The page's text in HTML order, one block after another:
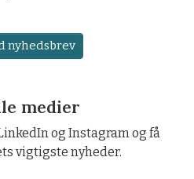
nyhedsbrev
medier
og Instagram og få
vigtigste nyheder.